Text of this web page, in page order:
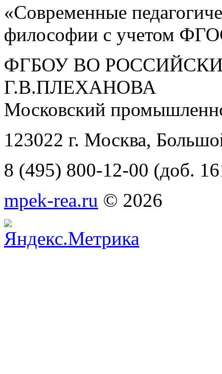
«Современные
философии с учетом
ФГБОУ ВО
Г.В.ПЛЕХАНОВА
Московский
123022 г. Москва,
8 (495) 800-12-00 (доб.
mpek-rea.ru © 2026